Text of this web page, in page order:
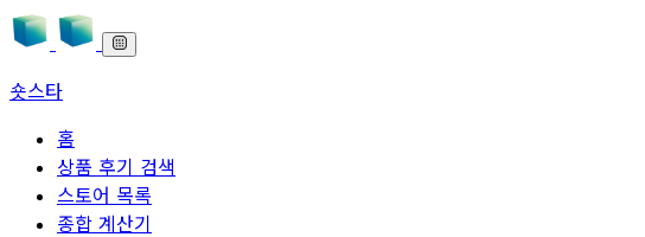
숏스타
홈
상품 후기 검색
스토어 목록
종합 계산기